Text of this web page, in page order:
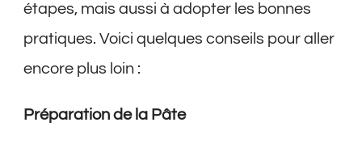
étapes, mais aussi à adopter les bonnes
pratiques. Voici quelques conseils pour aller
encore plus loin :
Préparation de la Pâte